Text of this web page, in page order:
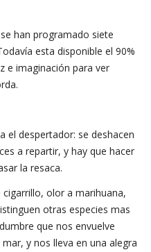
han programado siete
esta disponible el 90%
e imaginación para ver
el despertador: se deshacen
a repartir, y hay que hacer
la resaca.
olor a marihuana,
otras especies mas
que nos envuelve
y nos lleva en una alegra